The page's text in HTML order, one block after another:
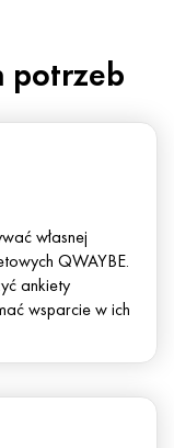
potrzeb
własnej
QWAYBE.
ankiety
wsparcie w ich